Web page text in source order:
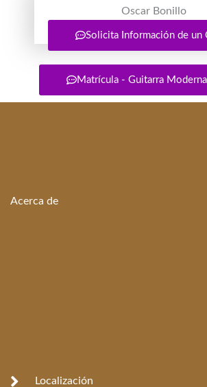
Oscar Bonillo
Solicita Información de un
Matrícula - Guitarra
Acerca de
Localización